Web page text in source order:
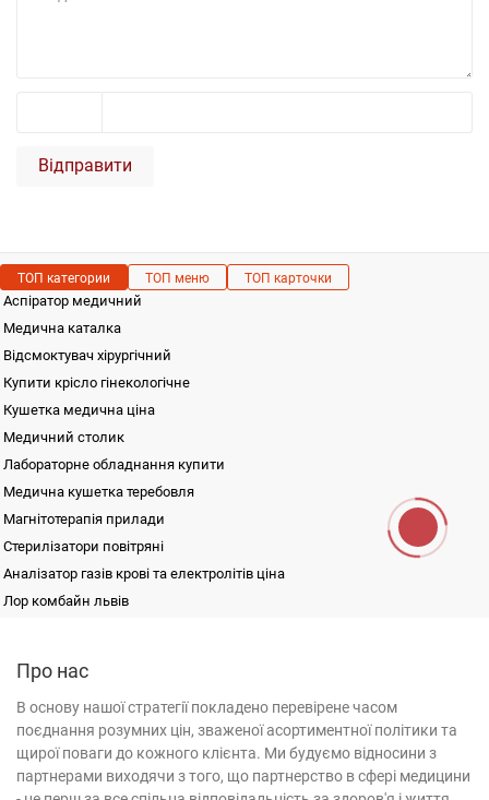
Відправити
ТОП категории ТОП меню ТОП карточки
Аспіратор медичний
Медична каталка
Відсмоктувач хірургічний
Купити крісло гінекологічне
Кушетка медична ціна
Медичний столик
Лабораторне обладнання купити
Медична кушетка теребовля
Магнітотерапія прилади
Стерилізатори повітряні
Аналізатор газів крові та електролітів ціна
Лор комбайн львів
Маніпуляційні столики
Стільці медичні купити
Центрифуга лабораторна купити
Електроенцефалограф ціна
Sartorius дозатор
Хірургія
Медичні меблі
Неонатологія
Офтальмологія
Оториноларингологія
Фізіотерапія
Апарат лазерної терапії
Магнітотерапія (апарати)
Апарат ультразвукової терапії
Мікроскопи хірургічні офтальмологічні
Стерилізатор повітряний ГП-160
Ширми
Ліжко функціональне двосекційне з електроприводом КФ-2Е1
Ультразвукові діагностичні системи
Про нас
В основу нашоїстратегії покладено перевіренечасом
поєднання розумних цін, зваженоїасортиментної політики та
щирої поваги до кожного клієнта. Ми будуємо відносини з
партнерами виходячи зтого, що партнерство всфері медицини